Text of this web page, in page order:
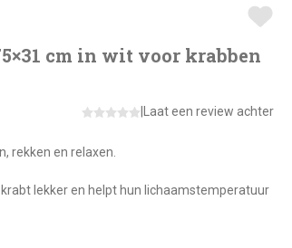
cm in wit voor krabben
Laat een review achter
rekken en relaxen.
lekker en helpt hun lichaamstemperatuur